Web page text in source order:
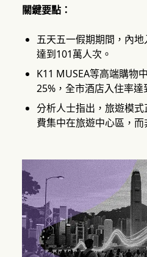
關鍵要點：
五天五一假期期間，內地
達到101萬人次。
K11 MUSEA等高端購物
25%，全市酒店入住率達
分析人士指出，旅遊模
費集中在旅遊中心區，